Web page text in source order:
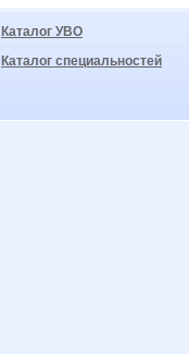
Каталог УВО
Каталог специальностей